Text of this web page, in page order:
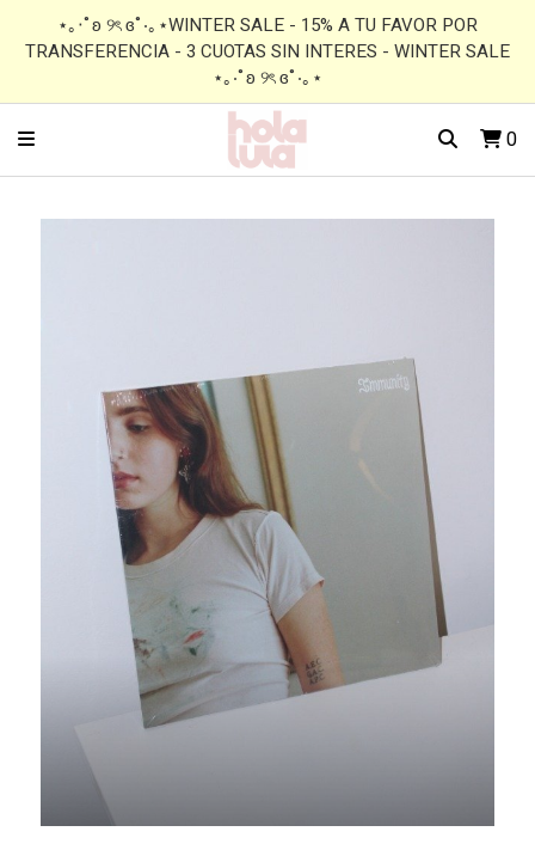
⋆｡‧˚ʚ ୨ৎ ɞ˚‧｡⋆WINTER SALE - 15% A TU FAVOR POR
TRANSFERENCIA - 3 CUOTAS SIN INTERES - WINTER SALE
⋆｡‧˚ʚ ୨ৎ ɞ˚‧｡⋆
0